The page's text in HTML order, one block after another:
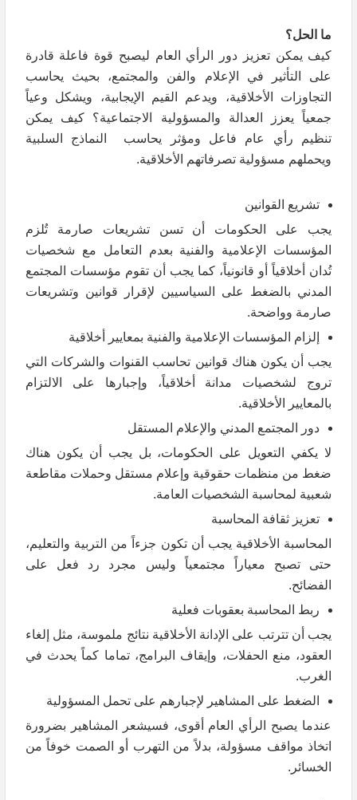
ما الحل؟
كيف يمكن تعزيز دور الرأي العام ليصبح قوة فاعلة قادرة
على التأثير في الإعلام والفن والمجتمع، بحيث يحاسب
التجاوزات الأخلاقية، ويدعم القيم الإيجابية، ويشكل وعياً
جمعياً يعزز العدالة والمسؤولية الاجتماعية؟ كيف يمكن
تنظيم رأي عام فاعل ومؤثر يحاسب النماذج السلبية
ويحملهم مسؤولية تصرفاتهم الأخلاقية.
تشريع القوانين
يجب على الحكومات أن تسن تشريعات صارمة تُلزم
المؤسسات الإعلامية والفنية بعدم التعامل مع شخصيات
تُدان أخلاقياً أو قانونياً، كما يجب أن تقوم مؤسسات المجتمع
المدني بالضغط على السياسيين لإقرار قوانين وتشريعات
صارمة وواضحة.
إلزام المؤسسات الإعلامية والفنية بمعايير أخلاقية
يجب أن يكون هناك قوانين تحاسب القنوات والشركات التي
تروج لشخصيات مدانة أخلاقياً، وإجبارها على الالتزام
بالمعايير الأخلاقية.
دور المجتمع المدني والإعلام المستقل
لا يكفي التعويل على الحكومات، بل يجب أن يكون هناك
ضغط من منظمات حقوقية وإعلام مستقل وحملات مقاطعة
شعبية لمحاسبة الشخصيات العامة.
تعزيز ثقافة المحاسبة
المحاسبة الأخلاقية يجب أن تكون جزءاً من التربية والتعليم،
حتى تصبح معياراً مجتمعياً وليس مجرد رد فعل على
الفضائح.
ربط المحاسبة بعقوبات فعلية
يجب أن تترتب على الإدانة الأخلاقية نتائج ملموسة، مثل إلغاء
العقود، منع الحفلات، وإيقاف البرامج، تماما كماً يحدث في
الغرب.
الضغط على المشاهير لإجبارهم على تحمل المسؤولية
عندما يصبح الرأي العام أقوى، فسيشعر المشاهير بضرورة
اتخاذ مواقف مسؤولة، بدلاً من التهرب أو الصمت خوفاً من
الخسائر.